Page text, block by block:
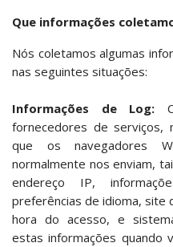
Que informações
Nós coletamos algumas
nas seguintes situações:
Informações de Log:
fornecedores de serviços,
que os navegadores
normalmente nos enviam,
endereço IP,
preferências de idioma, site
hora do acesso, e
estas informações quando